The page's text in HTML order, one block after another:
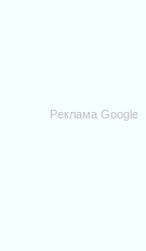
Реклама Google